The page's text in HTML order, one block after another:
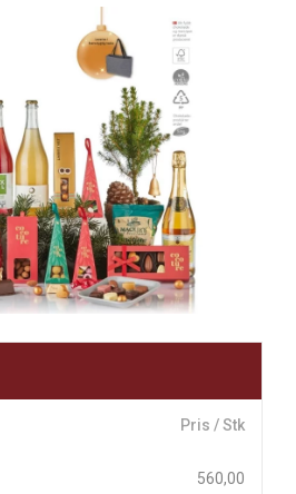
Pris / Stk
560,00